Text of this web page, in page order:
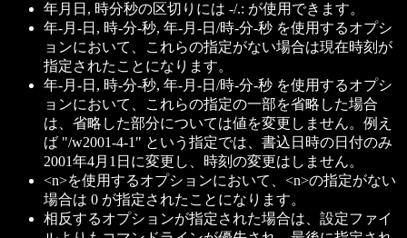
年月日, 時分秒の区切りには -/.: が使用できます。
年-月-日, 時-分-秒, 年-月-日/時-分-秒 を使用するオプシ
ョンにおいて、これらの指定がない場合は現在時刻が
指定されたことになります。
年-月-日, 時-分-秒, 年-月-日/時-分-秒 を使用するオプシ
ョンにおいて、これらの指定の一部を省略した場合
は、省略した部分については値を変更しません。例え
ば "/w2001-4-1" という指定では、書込日時の日付のみ
2001年4月1日に変更し、時刻の変更はしません。
<n>を使用するオプションにおいて、<n>の指定がない
場合は 0 が指定されたことになります。
相反するオプションが指定された場合は、設定ファイ